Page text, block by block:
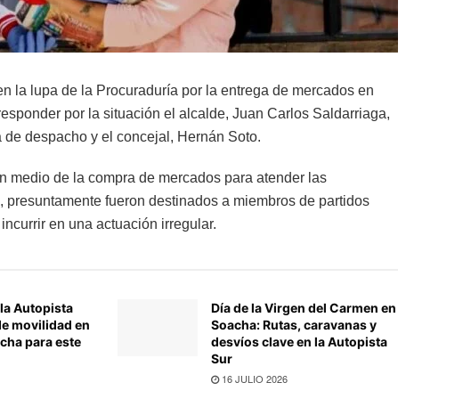
la lupa de la Procuraduría por la entrega de mercados en
por la situación el alcalde, Juan Carlos Saldarriaga,
despacho y el concejal, Hernán Soto.
medio de la compra de mercados para atender las
fueron destinados a miembros de partidos
en una actuación irregular.
Autopista
movilidad en
para este
Día de la Virgen del Carmen en
Soacha: Rutas, caravanas y
desvíos clave en la Autopista
Sur
16 JULIO 2026